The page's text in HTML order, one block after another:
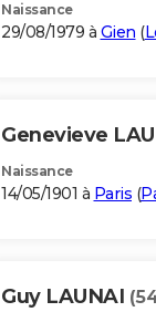
Naissance
29/08/1979 à Gien (
Genevieve
Naissance
14/05/1901 à Paris (
Guy LAUNAI